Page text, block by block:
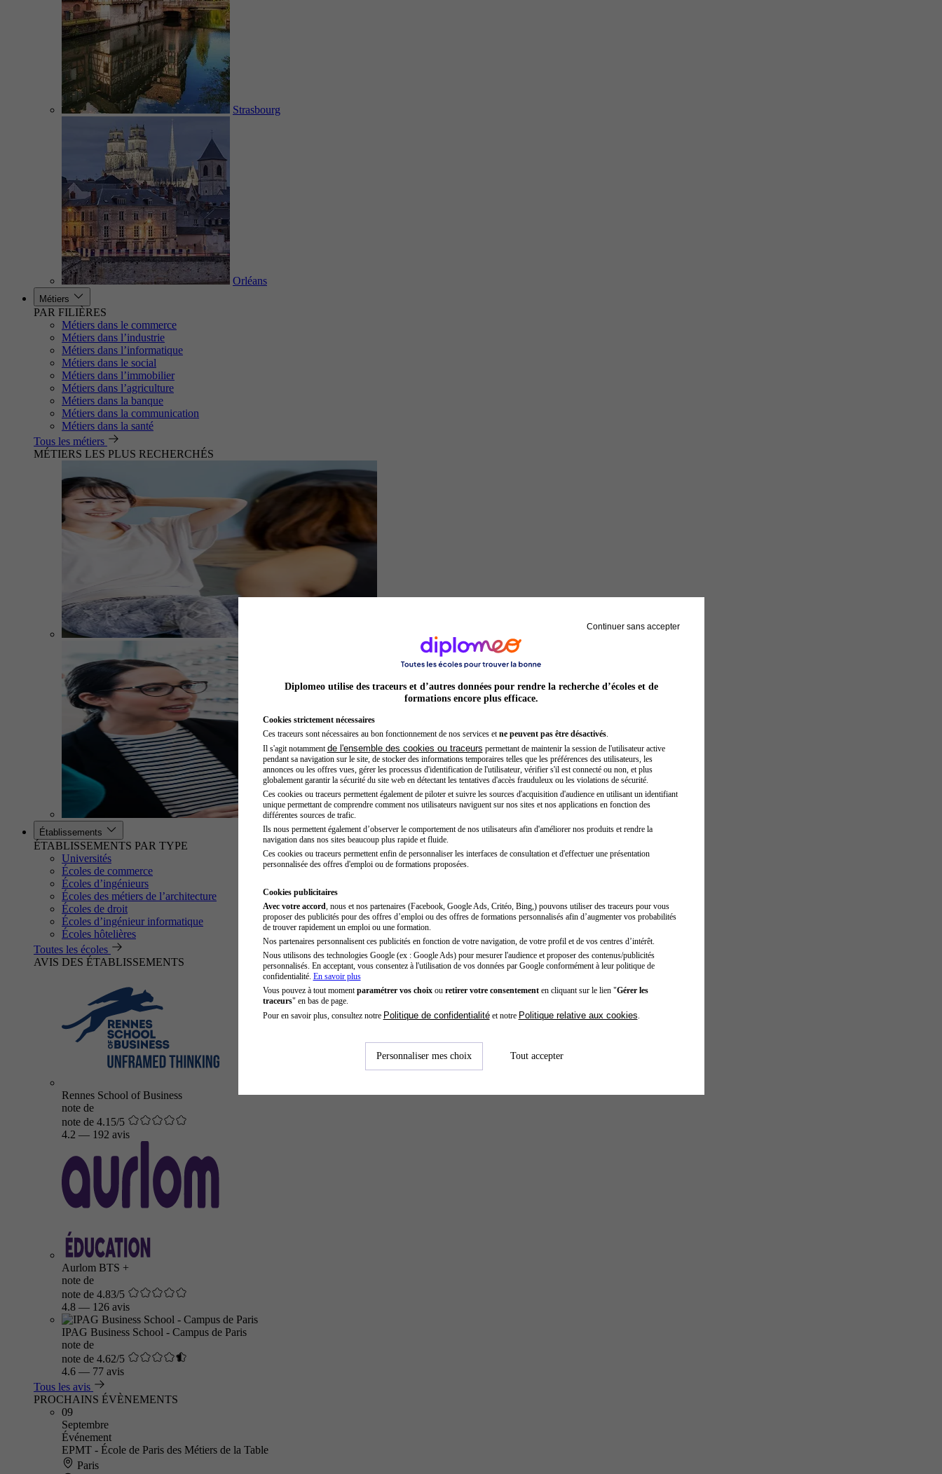
Strasbourg
Orléans
Métiers
PAR FILIÈRES
Métiers dans le commerce
Métiers dans l’industrie
Métiers dans l’informatique
Métiers dans le social
Métiers dans l’immobilier
Métiers dans l’agriculture
Métiers dans la banque
Métiers dans la communication
Métiers dans la santé
Tous les métiers
MÉTIERS LES PLUS RECHERCHÉS
Préparateur physique
Établissements
ÉTABLISSEMENTS PAR TYPE
Universités
Écoles de commerce
Écoles d’ingénieurs
Écoles des métiers de l’architecture
Écoles de droit
Écoles d’ingénieur informatique
Écoles hôtelières
Toutes les écoles
AVIS DES ÉTABLISSEMENTS
Rennes School of Business
note de
note de 4.15/5
4.2 — 192 avis
Aurlom BTS +
note de
note de 4.83/5
4.8 — 126 avis
IPAG Business School - Campus de Paris
note de
note de 4.62/5
4.6 — 77 avis
Tous les avis
PROCHAINS ÉVÈNEMENTS
09
Septembre
Événement
EPMT - École de Paris des Métiers de la Table
Paris
Continuer sans accepter
Diplomeo utilise des traceurs et d’autres données pour rendre la recherche d’écoles et de
formations encore plus efficace.
Cookies strictement nécessaires
Ces traceurs sont nécessaires au bon fonctionnement de nos services et ne peuvent pas être désactivés.
Il s'agit notamment de l'ensemble des cookies ou traceurs permettant de maintenir la session de l'utilisateur active
pendant sa navigation sur le site, de stocker des informations temporaires telles que les préférences des utilisateurs, les
annonces ou les offres vues, gérer les processus d'identification de l'utilisateur, vérifier s'il est connecté ou non, et plus
globalement garantir la sécurité du site web en détectant les tentatives d'accès frauduleux ou les violations de sécurité.
Ces cookies ou traceurs permettent également de piloter et suivre les sources d'acquisition d'audience en utilisant un identifiant
unique permettant de comprendre comment nos utilisateurs naviguent sur nos sites et nos applications en fonction des
différentes sources de trafic.
Ils nous permettent également d’observer le comportement de nos utilisateurs afin d'améliorer nos produits et rendre la
navigation dans nos sites beaucoup plus rapide et fluide.
Ces cookies ou traceurs permettent enfin de personnaliser les interfaces de consultation et d'effectuer une présentation
personnalisée des offres d'emploi ou de formations proposées.
Cookies publicitaires
Avec votre accord , nous et nos partenaires (Facebook, Google Ads, Critéo, Bing,) pouvons utiliser des traceurs pour vous
proposer des publicités pour des offres d’emploi ou des offres de formations personnalisés afin d’augmenter vos probabilités
de trouver rapidement un emploi ou une formation.
Nos partenaires personnalisent ces publicités en fonction de votre navigation, de votre profil et de vos centres d’intérêt.
Nous utilisons des technologies Google (ex : Google Ads) pour mesurer l'audience et proposer des contenus/publicités
personnalisés. En acceptant, vous consentez à l'utilisation de vos données par Google conformément à leur politique de
confidentialité. En savoir plus
Vous pouvez à tout moment paramétrer vos choixou retirer votre consentementen cliquant sur le lien "Gérer les
traceurs" en bas de page.
Pour en savoir plus, consultez notre Politique de confidentialitéet notre Politique relative aux cookies
Personnaliser mes choix Tout accepter